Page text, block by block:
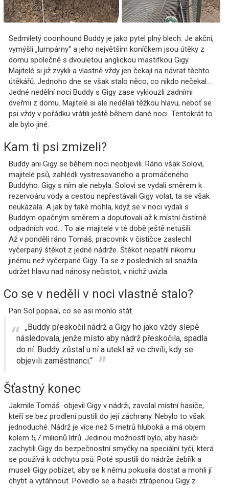
Sedmiletý coonhound Buddy je jako pytel plný blech. Je akční,
vymýšlí „lumpárny“ a jeho největším koníčkem jsou útěky z
domu společně s dvouletou anglickou mastifkou Gigy.
Majitelé si již zvykli a vlastně vždy jen čekají na návrat těchto
útěkářů. Jednoho dne se však stalo něco, co nikdo nečekal...
Jedné nedělní noci Buddy s Gigy zase vyklouzli zadními
dveřmi z domu. Majitelé si ale nedělali těžkou hlavu, neboť se
psi vždy v pořádku vrátili ještě během dané noci. Tentokrát to
ale bylo jiné.
Kam ti psi zmizeli?
Buddy ani Gigy se během noci neobjevili. Ráno však Solovi,
majitelé psů, zahlédli vystresovaného a promáčeného
Buddyho. Gigy s ním ale nebyla. Solovi se vydali směrem k
rezervoáru vody a cestou nepřestávali Gigy volat, ta se však
neukázala. A jak by také mohla, když se v noci vydali s
Buddym opačným směrem a doputovali až k místní čistírně
odpadních vod... To ale majitelé v té době ještě netušili.
Až v pondělí ráno Tomáš, pracovník v čističce zaslechl
vyčerpaný štěkot z jedné nádrže. Štěkot nepatřil nikomu
jinému než vyčerpané Gigy. Ta se z posledních sil snažila
udržet hlavu nad nánosy nečistot, v nichž uvízla.
Co se v neděli v noci vlastně stalo?
Pan Sol popsal, co se asi mohlo stát.
„Buddy přeskočil nádrž a Gigy ho jako vždy slepě
následovala, jenže místo aby nádrž přeskočila, spadla
do ní. Buddy zůstal u ní a utekl až ve chvíli, kdy se
objevili zaměstnanci.“
Šťastný konec
Jakmile Tomáš objevil Gigy v nádrži, zavolal místní hasiče,
kteří se bez prodlení pustili do její záchrany. Nebylo to však
jednoduché. Nádrž je více než 5 metrů hluboká a má objem
kolem 5,7 milionů litrů. Jedinou možností bylo, aby hasiči
zachytili Gigy do bezpečnostní smyčky na speciální tyči, která
se používá k odchytu psů. Poté spustili do nádrže žebřík a
museli Gigy pobízet, aby se k němu pokusila dostat a mohli jí
chytit a vytáhnout. Povedlo se a hasiči ztrápenou Gigy z